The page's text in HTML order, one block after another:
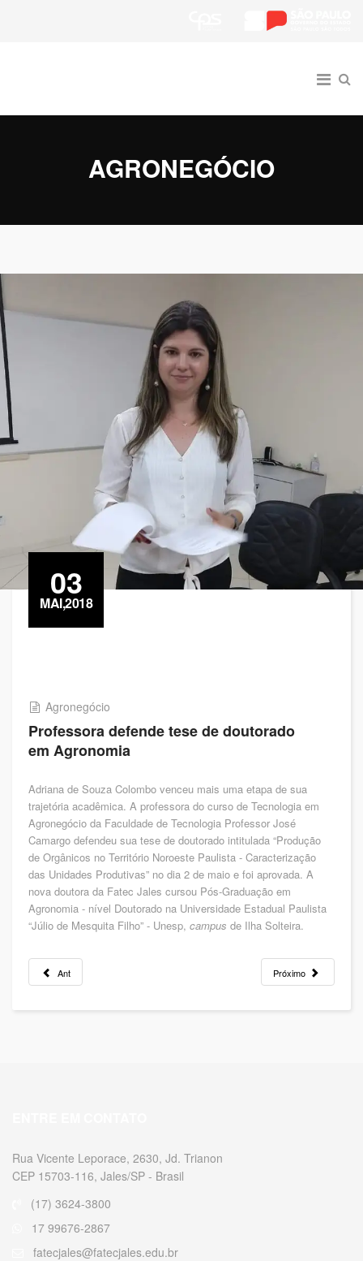
AGRONEGÓCIO
03
MAI,2018
Agronegócio
Professora defende tese de doutorado
em Agronomia
Adriana de Souza Colombo venceu mais uma etapa de sua
trajetória acadêmica. A professora do curso de Tecnologia em
Agronegócio da Faculdade de Tecnologia Professor José
Camargo defendeu sua tese de doutorado intitulada “Produção
de Orgânicos no Território Noroeste Paulista - Caracterização
das Unidades Produtivas” no dia 2 de maio e foi aprovada. A
nova doutora da Fatec Jales cursou Pós-Graduação em
Agronomia - nível Doutorado na Universidade Estadual Paulista
“Júlio de Mesquita Filho” - Unesp, campus de Ilha Solteira.
Ant Próximo
Rua Vicente Leporace, 2630, Jd. Trianon
CEP 15703-116, Jales/SP - Brasil
(17) 3624-3800
17 99676-2867
fatecjales@fatecjales.edu.br